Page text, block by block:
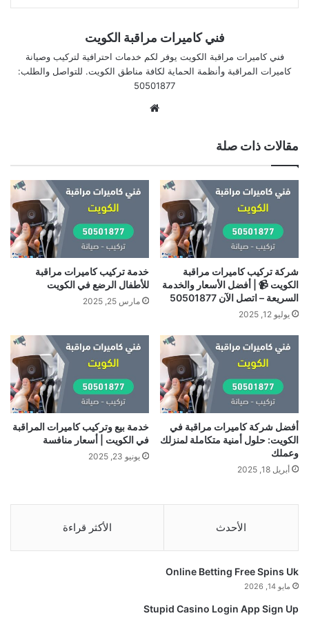
فني كاميرات مراقبة الكويت
فني كاميرات مراقبة الكويت يوفر لكم خدمات احترافية لتركيب وصيانة
كاميرات المراقبة وأنظمة الحماية لكافة مناطق الكويت. للتواصل والطلب:
50501877
مقالات ذات صلة
شركة تركيب كاميرات مراقبة
الكويت 📹 | أفضل الأسعار والخدمة
السريعة – اتصل الآن 50501877
يوليو 12, 2025
خدمة تركيب كاميرات مراقبة
للأطفال الرضع في الكويت
مارس 25, 2025
أفضل شركة كاميرات مراقبة في
الكويت: حلول أمنية متكاملة لمنزلك
وعملك
أبريل 18, 2025
خدمة بيع وتركيب كاميرات المراقبة
في الكويت | أسعار منافسة
يونيو 23, 2025
الأحدث الأكثر قراءة
Online Betting Free Spins Uk
مايو 14, 2026
Stupid Casino Login App Sign Up